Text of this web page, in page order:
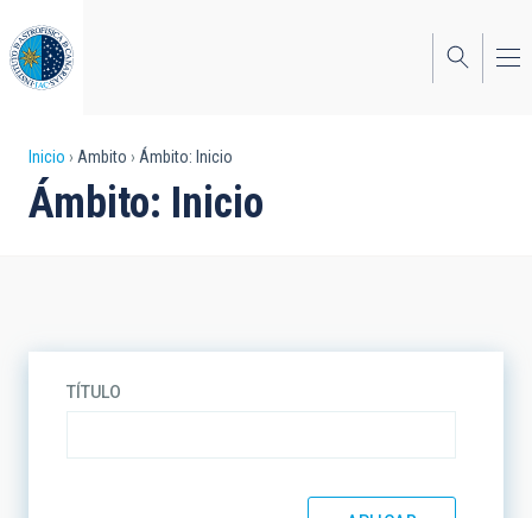
al
contenido
principal
Sobrescribir
enlaces
navegación
Inicio Ambito Ámbito: Inicio
Ámbito: Inicio
TÍTULO